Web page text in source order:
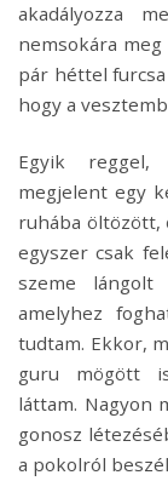
akadályozza
nemsokára
pár héttel
hogy a
Egyik reggel,
megjelent egy
ruhába öltözött,
egyszer csak
szeme
amelyhez
tudtam. Ekkor,
guru mögött
láttam. Nagyon
gonosz
a pokolról